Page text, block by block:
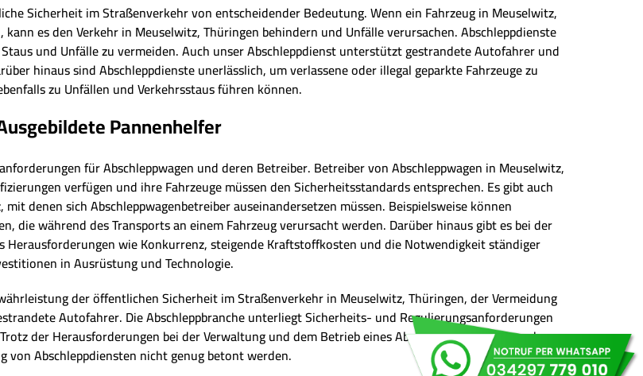
Sicherheit im Straßenverkehr von entscheidender Bedeutung. Wenn ein Fahrzeug in Meuselwitz,
es den Verkehr in Meuselwitz, Thüringen behindern und Unfälle verursachen. Abschleppdienste
und Unfälle zu vermeiden. Auch unser Abschleppdienst unterstützt gestrandete Autofahrer und
hinaus sind Abschleppdienste unerlässlich, um verlassene oder illegal geparkte Fahrzeuge zu
zu Unfällen und Verkehrsstaus führen können.
Pannenhelfer
für Abschleppwagen und deren Betreiber. Betreiber von Abschleppwagen in Meuselwitz,
verfügen und ihre Fahrzeuge müssen den Sicherheitsstandards entsprechen. Es gibt auch
denen sich Abschleppwagenbetreiber auseinandersetzen müssen. Beispielsweise können
die während des Transports an einem Fahrzeug verursacht werden. Darüber hinaus gibt es bei der
Herausforderungen wie Konkurrenz, steigende Kraftstoffkosten und die Notwendigkeit ständiger
in Ausrüstung und Technologie.
der öffentlichen Sicherheit im Straßenverkehr in Meuselwitz, Thüringen, der Vermeidung
Autofahrer. Die Abschleppbranche unterliegt Sicherheits- und Regulierungsanforderungen
der Herausforderungen bei der Verwaltung und dem Betrieb eines Abschleppunternehmens kann
von Abschleppdiensten nicht genug betont werden.